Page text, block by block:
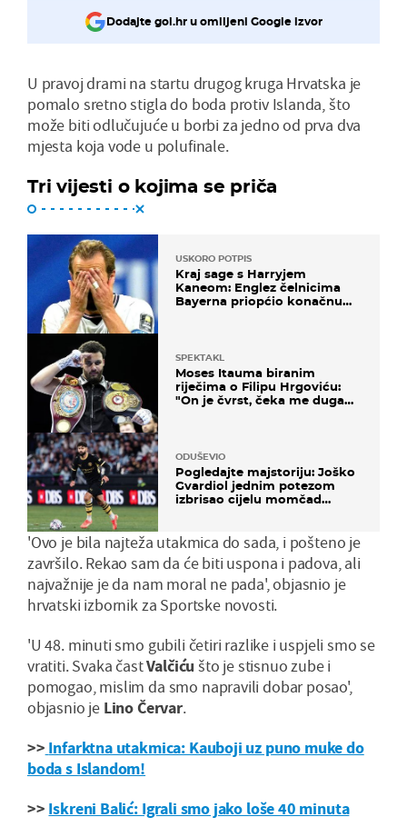
Dodajte gol.hr u omiljeni Google izvor
U pravoj drami na startu drugog kruga Hrvatska je
pomalo sretno stigla do boda protiv Islanda, što
može biti odlučujuće u borbi za jedno od prva dva
mjesta koja vode u polufinale.
Tri vijesti o kojima se priča
USKORO POTPIS
Kraj sage s Harryjem
Kaneom: Englez čelnicima
Bayerna priopćio konačnu
SPEKTAKL
Moses Itauma biranim
riječima o Filipu Hrgoviću:
"On je čvrst, čeka me duga
ODUŠEVIO
Pogledajte majstoriju: Joško
Gvardiol jednim potezom
izbrisao cijelu momčad
'Ovo je bila najteža utakmica do sada, i pošteno je
završilo. Rekao sam da će biti uspona i padova, ali
najvažnije je da nam moral ne pada', objasnio je
hrvatski izbornik za Sportske novosti.
'U 48. minuti smo gubili četiri razlike i uspjeli smo se
vratiti. Svaka častValčiću što je stisnuo zube i
pomogao, mislim da smo napravili dobar posao',
objasnio je Lino Červar.
>> Infarktna utakmica: Kauboji uz puno muke do
boda s Islandom!
>> Iskreni Balić: Igrali smo jako loše 40 minuta